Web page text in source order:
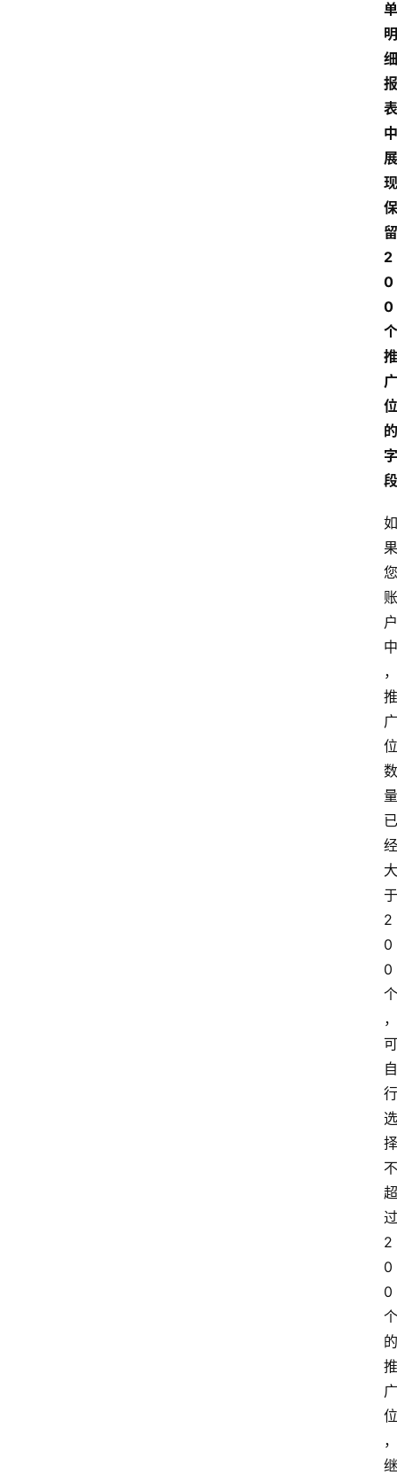
单
明
细
报
表
中
展
现
保
留
2
0
0
个
推
广
位
的
字
段
如
果
您
账
户
中
，
推
广
位
数
量
已
经
大
于
2
0
0
个
，
可
自
行
选
择
不
超
过
2
0
0
个
的
推
广
位
，
继